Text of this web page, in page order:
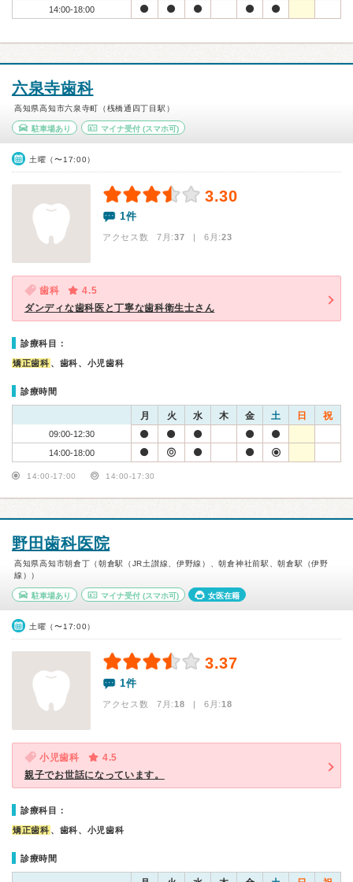
14:00-18:00
六泉寺歯科
高知県高知市六泉寺町（桟橋通四丁目駅）
駐車場あり マイナ受付(スマホ可)
土曜（〜17:00）
3.30
1件
アクセス数 7月:37 | 6月:23
歯科
4.5
ダンディな歯科医と丁寧な歯科衛生士さん
診療科目：
矯正歯科 、歯科、小児歯科
診療時間
月 火 水 木 金 土 日 祝
09:00-12:30
14:00-18:00
14:00-17:00 14:00-17:30
野田歯科医院
高知県高知市朝倉丁（朝倉駅（JR土讃線、伊野線）、朝倉神社前駅、朝倉駅（伊野
線））
駐車場あり マイナ受付(スマホ可) 女医在籍
土曜（〜17:00）
3.37
1件
アクセス数 7月:18 | 6月:18
小児歯科
4.5
親子でお世話になっています。
診療科目：
矯正歯科 、歯科、小児歯科
診療時間